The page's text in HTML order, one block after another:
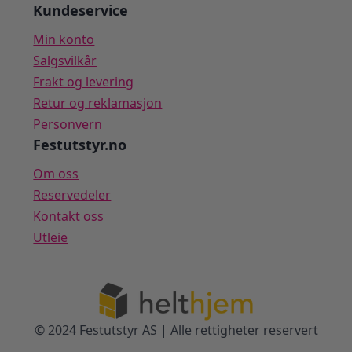
Kundeservice
Min konto
Salgsvilkår
Frakt og levering
Retur og reklamasjon
Personvern
Festutstyr.no
Om oss
Reservedeler
Kontakt oss
Utleie
© 2024 Festutstyr AS | Alle rettigheter reservert